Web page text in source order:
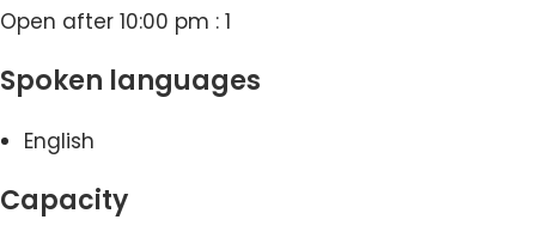
Open after 10:00 pm : 1
Spoken languages
English
Capacity